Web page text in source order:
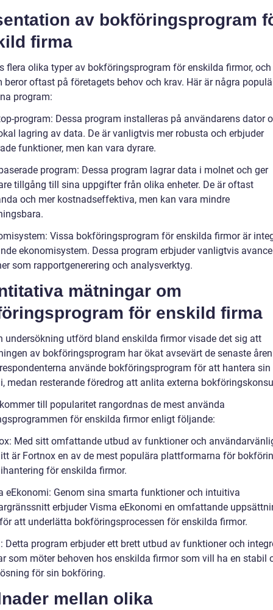
av bokföringsprogram
firma
flera olika typer av bokföringsprogram för enskilda firmor,
beror oftast på företagets behov och krav. Här är några
program:
program: Dessa program installeras på användarens dator
lagring av data. De är vanligtvis mer robusta och erbjuder
funktioner, men kan vara dyrare.
program: Dessa program lagrar data i molnet och ger
tillgång till sina uppgifter från olika enheter. De är oftast
och mer kostnadseffektiva, men kan vara mindre
Vissa bokföringsprogram för enskilda firmor är
ekonomisystem. Dessa program erbjuder vanligtvis
som rapportgenerering och analysverktyg.
mätningar om
för enskild firma
undersökning utförd bland enskilda firmor visade det sig att
av bokföringsprogram har ökat avsevärt de senaste
använde bokföringsprogram för att hantera sin
medan resterande föredrog att anlita externa
till popularitet rangordnas de mest använda
för enskilda firmor enligt följande:
Med sitt omfattande utbud av funktioner och
är Fortnox en av de mest populära plattformarna för
för enskilda firmor.
eEkonomi: Genom sina smarta funktioner och intuitiva
erbjuder Visma eEkonomi en omfattande
att underlätta bokföringsprocessen för enskilda firmor.
Detta program erbjuder ett brett utbud av funktioner och
som möter behoven hos enskilda firmor som vill ha en stabil
för sin bokföring.
mellan olika